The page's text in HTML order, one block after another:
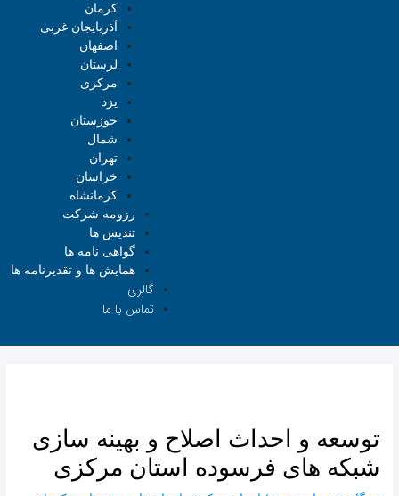
کرمان
آذربایجان غربی
اصفهان
لرستان
مرکزی
یزد
خوزستان
شمال
تهران
خراسان
کرمانشاه
رزومه شرکت
تندیس ها
گواهی نامه ها
همایش ها و تقدیرنامه ها
گالری
تماس با ما
توسعه و احداث اصلاح و بهینه سازی
شبکه های فرسوده استان مرکزی